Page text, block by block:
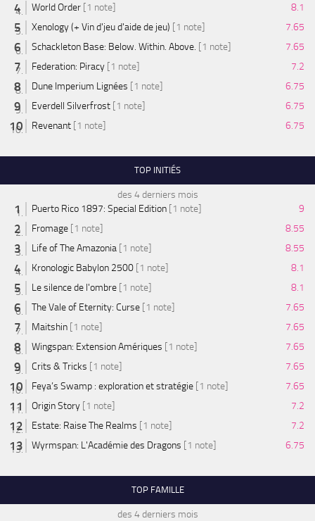
World Order [1 note]
8.1
Xenology (+ Vin d'jeu d'aide de jeu) [1 note]
7.65
Schackleton Base: Below. Within. Above. [1 note]
7.65
Federation: Piracy [1 note]
7.2
Dune Imperium Lignées [1 note]
6.75
Everdell Silverfrost [1 note]
6.75
Revenant [1 note] 6.75
TOP INITIÉS
des 4 derniers mois
Puerto Rico 1897: Special Edition [1 note]
9
Fromage [1 note]
8.55
Life of The Amazonia [1 note]
8.55
Kronologic Babylon 2500 [1 note]
8.1
Le silence de l'ombre [1 note]
8.1
The Vale of Eternity: Curse [1 note]
7.65
Maitshin [1 note]
7.65
Wingspan: Extension Amériques [1 note]
7.65
Crits & Tricks [1 note]
7.65
Feya’s Swamp : exploration et stratégie [1 note]
7.65
Origin Story [1 note]
7.2
Estate: Raise The Realms [1 note]
7.2
Wyrmspan: L'Académie des Dragons [1 note] 6.75
TOP FAMILLE
des 4 derniers mois